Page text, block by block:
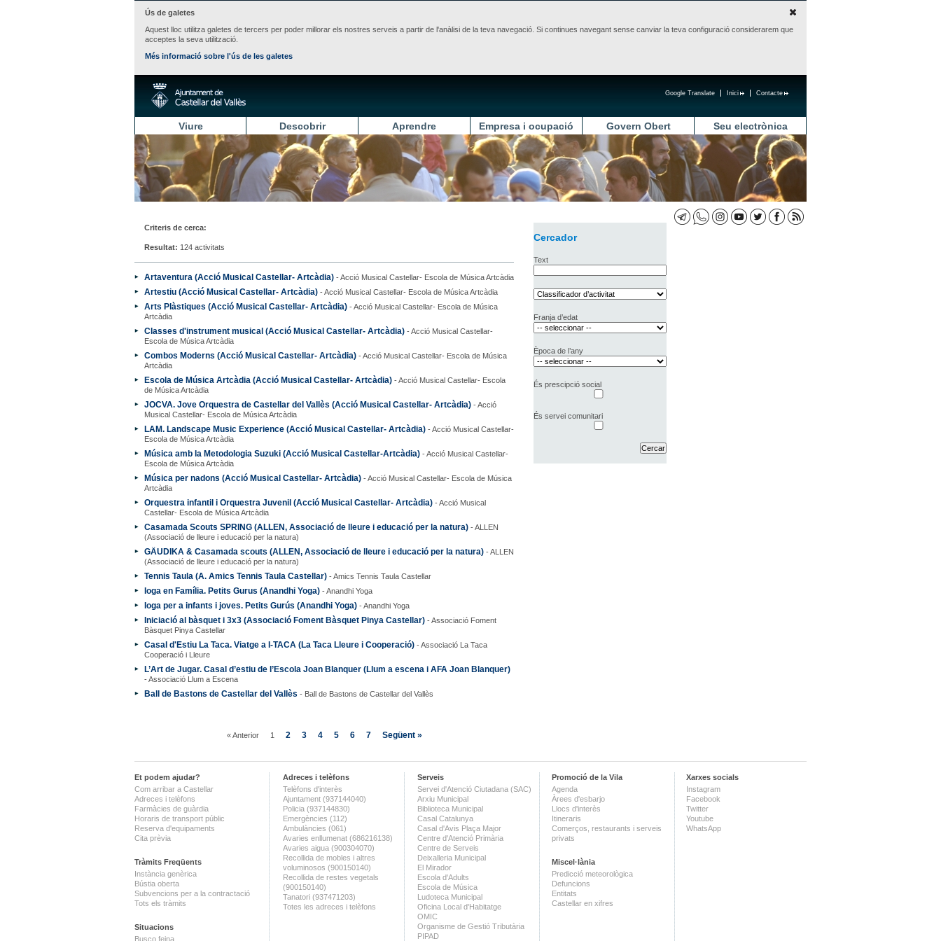
Ús de galetes
Aquest lloc utilitza galetes de tercers per poder millorar els nostres serveis a partir de l'anàlisi de la teva navegació. Si continues navegant sense canviar la teva configuració considerarem que
acceptes la seva utilització.
Més informació sobre l'ús de les galetes
Contacte
Inici
Google Translate
Viure Descobrir Aprendre Empresa i ocupació Govern Obert Seu electrònica
Criteris de cerca:
Resultat: 124 activitats
Artaventura (Acció Musical Castellar- Artcàdia) - Acció Musical Castellar- Escola de Música Artcàdia
Artestiu (Acció Musical Castellar- Artcàdia) - Acció Musical Castellar- Escola de Música Artcàdia
Arts Plàstiques (Acció Musical Castellar- Artcàdia) - Acció Musical Castellar- Escola de Música
Artcàdia
Classes d'instrument musical (Acció Musical Castellar- Artcàdia) - Acció Musical Castellar-
Escola de Música Artcàdia
Combos Moderns (Acció Musical Castellar- Artcàdia) - Acció Musical Castellar- Escola de Música
Artcàdia
Escola de Música Artcàdia (Acció Musical Castellar- Artcàdia) - Acció Musical Castellar- Escola
de Música Artcàdia
JOCVA. Jove Orquestra de Castellar del Vallès (Acció Musical Castellar- Artcàdia) - Acció
Musical Castellar- Escola de Música Artcàdia
LAM. Landscape Music Experience (Acció Musical Castellar- Artcàdia) - Acció Musical Castellar-
Escola de Música Artcàdia
Música amb la Metodologia Suzuki (Acció Musical Castellar-Artcàdia) - Acció Musical Castellar-
Escola de Música Artcàdia
Música per nadons (Acció Musical Castellar- Artcàdia) - Acció Musical Castellar- Escola de Música
Artcàdia
Orquestra infantil i Orquestra Juvenil (Acció Musical Castellar- Artcàdia) - Acció Musical
Castellar- Escola de Música Artcàdia
Casamada Scouts SPRING (ALLEN, Associació de lleure i educació per la natura) - ALLEN
(Associació de lleure i educació per la natura)
GÄUDIKA & Casamada scouts (ALLEN, Associació de lleure i educació per la natura) - ALLEN
(Associació de lleure i educació per la natura)
Tennis Taula (A. Amics Tennis Taula Castellar) - Amics Tennis Taula Castellar
Ioga en Família. Petits Gurus (Anandhi Yoga) - Anandhi Yoga
Ioga per a infants i joves. Petits Gurús (Anandhi Yoga) - Anandhi Yoga
Iniciació al bàsquet i 3x3 (Associació Foment Bàsquet Pinya Castellar) - Associació Foment
Bàsquet Pinya Castellar
Casal d'Estiu La Taca. Viatge a I-TACA (La Taca Lleure i Cooperació) - Associació La Taca
Cooperació i Lleure
L’Art de Jugar. Casal d’estiu de l’Escola Joan Blanquer (Llum a escena i AFA Joan Blanquer)
- Associació Llum a Escena
Ball de Bastons de Castellar del Vallès - Ball de Bastons de Castellar del Vallès
« Anterior 1 2 3 4 5 6 7 Següent »
Cercador
Text
Franja d’edat
Època de l’any
És prescipció social
És servei comunitari
Et podem ajudar?
Com arribar a Castellar
Adreces i telèfons
Farmàcies de guàrdia
Horaris de transport públic
Reserva d'equipaments
Cita prèvia
Tràmits Freqüents
Instància genèrica
Bústia oberta
Subvencions per a la contractació
Tots els tràmits
Situacions
Busco feina
Adreces i telèfons
Telèfons d'interès
Ajuntament (937144040)
Policia (937144830)
Emergències (112)
Ambulàncies (061)
Avaries enllumenat (686216138)
Avaries aigua (900304070)
Recollida de mobles i altres
voluminosos (900150140)
Recollida de restes vegetals
(900150140)
Tanatori (937471203)
Totes les adreces i telèfons
Serveis
Servei d'Atenció Ciutadana (SAC)
Arxiu Municipal
Biblioteca Municipal
Casal Catalunya
Casal d'Avis Plaça Major
Centre d'Atenció Primària
Centre de Serveis
Deixalleria Municipal
El Mirador
Escola d'Adults
Escola de Música
Ludoteca Municipal
Oficina Local d'Habitatge
OMIC
Organisme de Gestió Tributària
PIPAD
Promoció de la Vila
Agenda
Àrees d'esbarjo
Llocs d'interès
Itineraris
Comerços, restaurants i serveis
privats
Miscel·lània
Predicció meteorològica
Defuncions
Entitats
Castellar en xifres
Xarxes socials
Instagram
Facebook
Twitter
Youtube
WhatsApp